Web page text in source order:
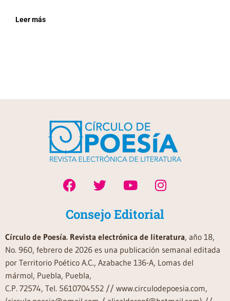
Leer más
Consejo Editorial
Círculo de Poesía. Revista electrónica de literatura, año 18,
No. 960, febrero de 2026 es una publicación semanal editada
por Territorio Poético A.C., Azabache 136-A, Lomas del
mármol, Puebla, Puebla,
C.P. 72574, Tel. 5610704552 // www.circulodepoesia.com,